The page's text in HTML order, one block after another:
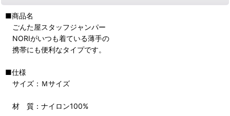
■商品名
ごんた屋スタッフジャンパー
NORIがいつも着ている薄手の
携帯にも便利なタイプです。
■仕様
サイズ：Ｍサイズ
材 質：ナイロン100%